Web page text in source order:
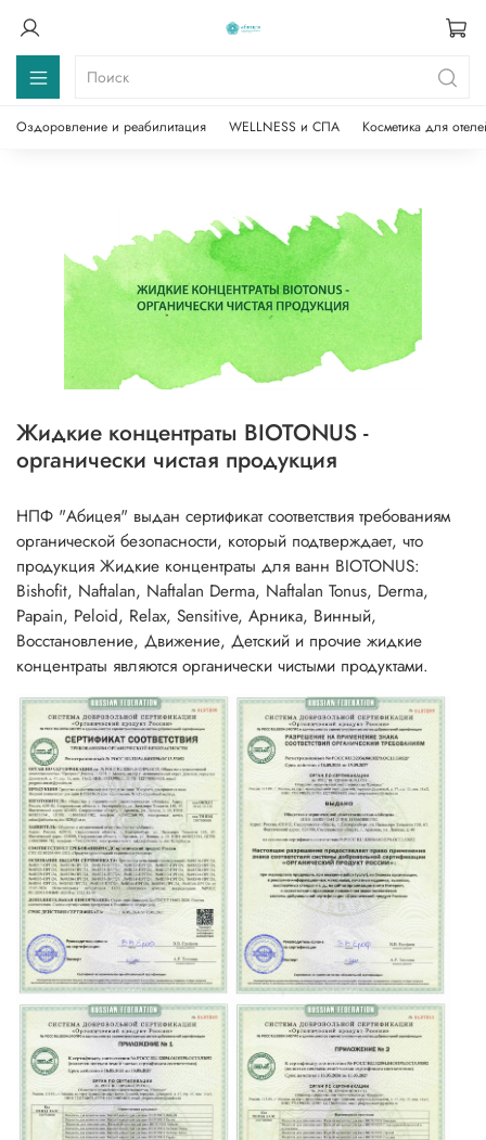
Оздоровление и реабилитация WELLNESS и СПА Косметика для
Жидкие концентраты BIOTONUS -
органически чистая продукция
НПФ "Абицея" выдан сертификат соответствия требованиям
органической безопасности, который подтверждает, что
продукция Жидкие концентраты для ванн BIOTONUS:
Bishofit, Naftalan, Naftalan Derma, Naftalan Tonus, Derma,
Papain, Peloid, Relax, Sensitive, Арника, Винный,
Восстановление, Движение, Детский и прочие жидкие
концентраты являются органически чистыми продуктами.